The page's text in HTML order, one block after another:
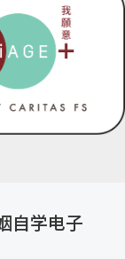
自学电子